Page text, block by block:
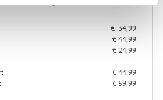
€ 34,99
€ 44,99
€ 24,99
€ 44.99
€ 59.99